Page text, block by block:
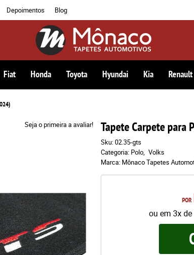
Depoimentos Blog
Fiat Honda Toyota Hyundai Kia Renault
Seja o primeira a avaliar! Tapete Carpete para
Sku:02.35-gts
Categoria: Polo Volks
Marca: Mônaco Tapetes
POR
ou em 3xde